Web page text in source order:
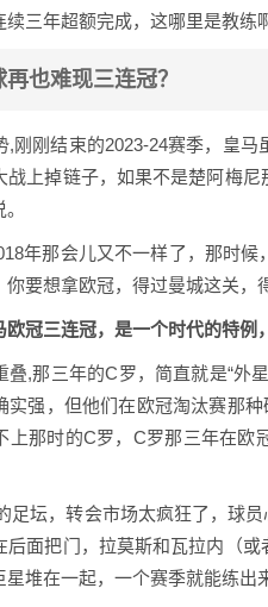
三年超额完成，这哪里是教练
也难现三连冠？
,刚刚结束的2023-24赛季，皇
战上掉链子，如果不是楚阿梅
年那会儿又不一样了，那时
要想拿欧冠，得过曼城这关，
冠三连冠，是一个时代的特例
叠,那三年的C罗，简直就是“外
实强，但他们在欧冠淘汰赛那
上那时的C罗，C罗那三年在
足坛，转会市场太疯狂了，球
后面把门，拉莫斯和瓦拉内（
堆在一起，一个赛季就能练出